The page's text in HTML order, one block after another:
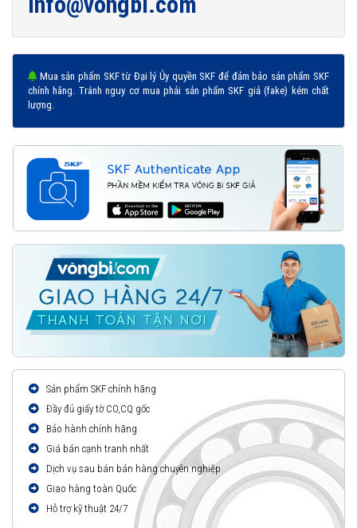
Mua sản phẩm SKF từ Đại lý Ủy quyền SKF để đảm bảo sản phẩm SKF
chính hãng. Tránh nguy cơ mua phải sản phẩm SKF giả (fake) kém chất
lượng.
Sản phẩm SKF chính hãng
Đầy đủ giấy tờ CO,CQ gốc
Bảo hành chính hãng
Giá bán cạnh tranh nhất
Dịch vụ sau bán bán hàng chuyên nghiệp
Giao hàng toàn Quốc
Hỗ trợ kỹ thuật 24/7